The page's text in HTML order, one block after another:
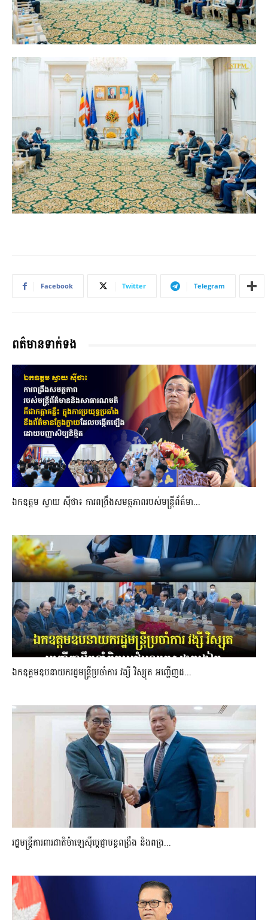
Facebook Twitter Telegram
ពត៌មានទាក់ទង
ឯកឧត្តម ស្វាយ ស៊ីថា៖ ការពង្រឹងសមត្ថភាពរបស់មន្ត្រីព័ត៌មា...
ឯកឧត្តមឧបនាយករដ្ឋមន្រ្តីប្រចាំការ វង្សី វិស្សុត អញ្ជើញដ...
រដ្ឋមន្ត្រីការពារជាតិម៉ាឡេស៊ីប្ដេជ្ញាបន្តពង្រឹង និងពង្រ...